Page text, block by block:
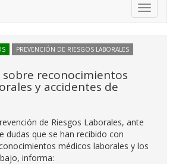
Toggle
PREVENCIÓN DE RIESGOS LABORALES
reconocimientos
y accidentes de
de Riesgos Laborales, ante
dudas que se han recibido con
médicos laborales y los
informa: